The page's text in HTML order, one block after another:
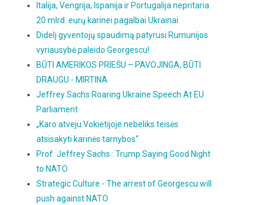
Italija, Vengrija, Ispanija ir Portugalija nepritaria
20 mlrd. eurų karinei pagalbai Ukrainai
Didelį gyventojų spaudimą patyrusi Rumunijos
vyriausybė paleido Georgescu!
BŪTI AMERIKOS PRIEŠU – PAVOJINGA, BŪTI
DRAUGU - MIRTINA
Jeffrey Sachs Roaring Ukraine Speech At EU
Parliament
„Karo atveju Vokietijoje nebeliks teisės
atsisakyti karinės tarnybos“
Prof. Jeffrey Sachs : Trump Saying Good Night
to NATO
Strategic Culture - The arrest of Georgescu will
push against NATO